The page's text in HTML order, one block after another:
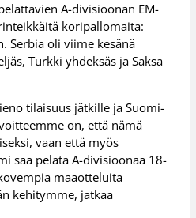
A-divisioonan EM-
koripallomaita:
Serbia oli viime kesänä
Turkki yhdeksäs ja Saksa
tilaisuus jätkille ja Suomi-
on, että nämä
vaan että myös
saa pelata A-divisioonaa 18-
maaotteluita
kehitymme, jatkaa